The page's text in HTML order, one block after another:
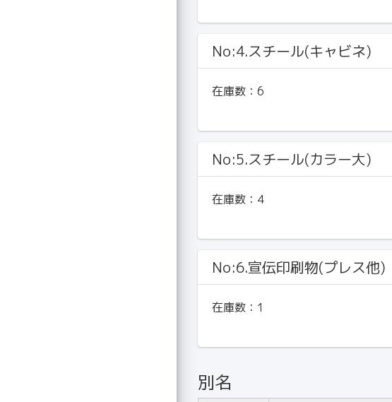
No:4.スチール(キャビネ)
在庫数： 6
No:5.スチール(カラー大)
在庫数： 4
No:6.宣伝印刷物(プレス他)
在庫数： 1
別名